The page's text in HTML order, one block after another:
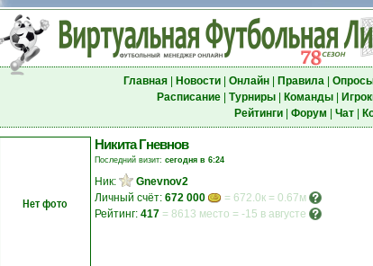
Главная| Новости| Онлайн| Правила|
Расписание| Турниры| Команды|
Рейтинги| Форум Чат|
Нет фото
Никита Гневнов
Последний визит: сегодня в 6:24
Ник:
Gnevnov2
Личный счёт: 672 000
= 672.0к = 0.67м
Рейтинг: 417 = 8613 место = -15 в августе